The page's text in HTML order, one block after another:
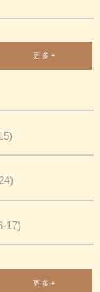
更 多 +
17)
更 多 +